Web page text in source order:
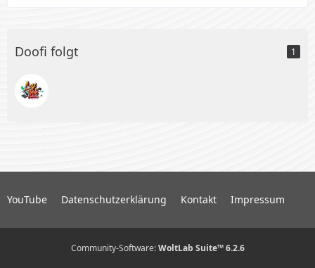
Doofi folgt 1
YouTube Datenschutzerklärung Kontakt Impressum
Community-Software:WoltLab Suite™ 6.2.6